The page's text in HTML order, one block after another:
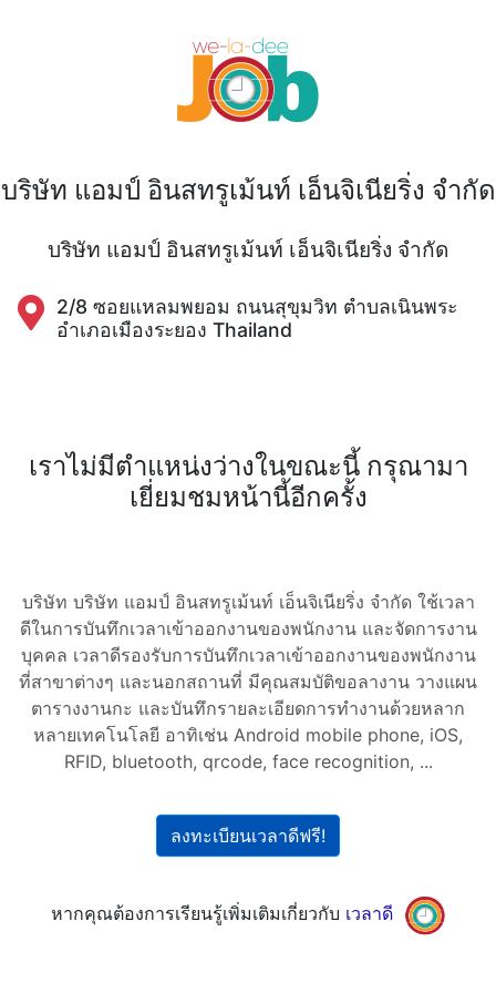
บริษัท แอมป์ อินสทรูเม้นท์ เอ็นจิเนียริ่ง จำกัด
บริษัท แอมป์ อินสทรูเม้นท์ เอ็นจิเนียริ่ง จำกัด
2/8 ซอยแหลมพยอม ถนนสุขุมวิท ตำบลเนินพระ
อำเภอเมืองระยอง Thailand
เราไม่มีตำแหน่งว่างในขณะนี้ กรุณามา
เยี่ยมชมหน้านี้อีกครั้ง
บริษัท บริษัท แอมป์ อินสทรูเม้นท์ เอ็นจิเนียริ่ง จำกัด ใช้เวลา
ดีในการบันทึกเวลาเข้าออกงานของพนักงาน และจัดการงาน
บุคคล เวลาดีรองรับการบันทึกเวลาเข้าออกงานของพนักงาน
ที่สาขาต่างๆ และนอกสถานที่ มีคุณสมบัติขอลางาน วางแผน
ตารางงานกะ และบันทึกรายละเอียดการทำงานด้วยหลาก
หลายเทคโนโลยี อาทิเช่น Android mobile phone, iOS,
RFID, bluetooth, qrcode, face recognition, ...
ลงทะเบียนเวลาดีฟรี!
หากคุณต้องการเรียนรู้เพิ่มเติมเกี่ยวกับ เวลาดี